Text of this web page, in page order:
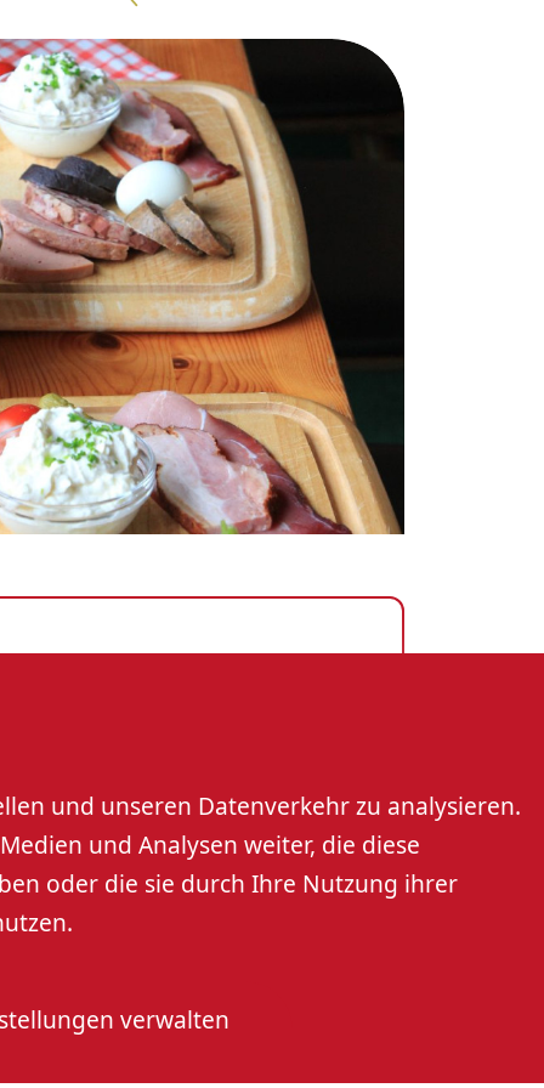
und unseren Datenverkehr zu analysieren.
und Analysen weiter, die diese
oder die sie durch Ihre Nutzung ihrer
verwalten